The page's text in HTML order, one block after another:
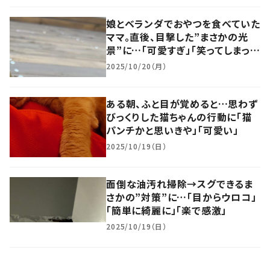
娘とベランダでおやつを食べていた
ママ。直後、目撃した”まさかの光
景”に…「可愛すぎ」「笑ってしまっ
た」
2025/10/20（月）
ある朝、ふと目が覚めると…思わず
びっくりした猫ちゃんの行動に「猫
パンチかと思いきや」「可愛い」
2025/10/19（日）
面倒な油汚れ掃除→スグできるま
さかの”対策”に…「目からウロコ」
「簡単に綺麗に」「楽で感激」
2025/10/19（日）